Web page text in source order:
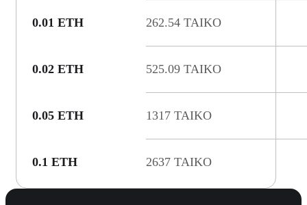
0.01 ETH 262.54 TAIKO
0.02 ETH 525.09 TAIKO
0.05 ETH 1317 TAIKO
0.1 ETH 2637 TAIKO